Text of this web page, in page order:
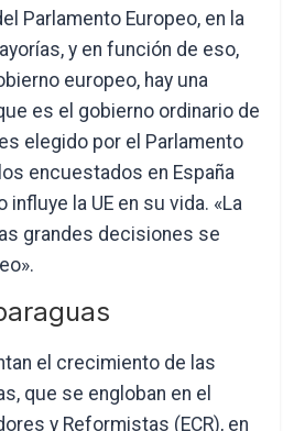
Parlamento Europeo, en la
y en función de eso,
europeo, hay una
es el gobierno ordinario de
elegido por el Parlamento
encuestados en España
la UE en su vida. «La
grandes decisiones se
el crecimiento de las
que se engloban en el
y Reformistas (ECR), en